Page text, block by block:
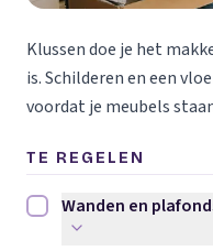
Klussen doe je het
is. Schilderen en een
voordat je meubels
TE REGELEN
Wanden en plafonds
Wanden en